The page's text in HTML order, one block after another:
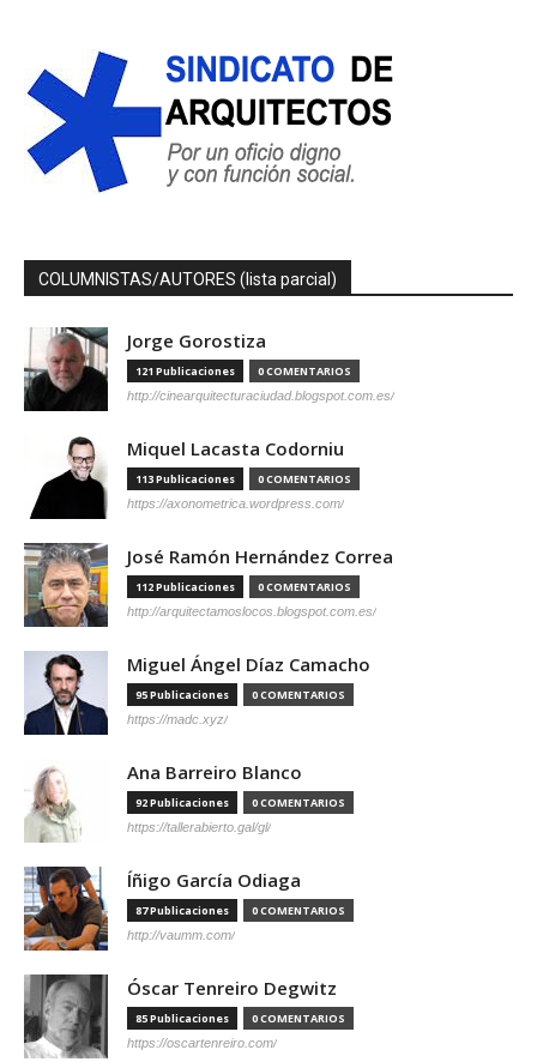
COLUMNISTAS/AUTORES (lista parcial)
Jorge Gorostiza
121 Publicaciones 0 COMENTARIOS
http://cinearquitecturaciudad.blogspot.com.es/
Miquel Lacasta Codorniu
113 Publicaciones 0 COMENTARIOS
https://axonometrica.wordpress.com/
José Ramón Hernández Correa
112 Publicaciones 0 COMENTARIOS
http://arquitectamoslocos.blogspot.com.es/
Miguel Ángel Díaz Camacho
95 Publicaciones 0 COMENTARIOS
https://madc.xyz/
Ana Barreiro Blanco
92 Publicaciones 0 COMENTARIOS
https://tallerabierto.gal/gl/
Íñigo García Odiaga
87 Publicaciones 0 COMENTARIOS
http://vaumm.com/
Óscar Tenreiro Degwitz
85 Publicaciones 0 COMENTARIOS
https://oscartenreiro.com/